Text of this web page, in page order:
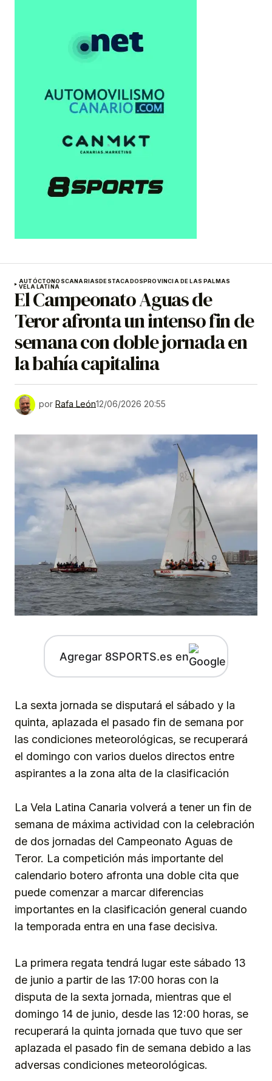
AUTÓCTONOSCANARIASDESTACADOSPROVINCIA DE LAS PALMAS
VELA LATINA
El Campeonato Aguas de
Teror afronta un intenso fin de
semana con doble jornada en
la bahía capitalina
por Rafa León12/06/2026 20:55
Agregar 8SPORTS.es en
La sexta jornada se disputará el sábado y la
quinta, aplazada el pasado fin de semana por
las condiciones meteorológicas, se recuperará
el domingo con varios duelos directos entre
aspirantes a la zona alta de la clasificación
La Vela Latina Canaria volverá a tener un fin de
semana de máxima actividad con la celebración
de dos jornadas del Campeonato Aguas de
Teror. La competición más importante del
calendario botero afronta una doble cita que
puede comenzar a marcar diferencias
importantes en la clasificación general cuando
la temporada entra en una fase decisiva.
La primera regata tendrá lugar este sábado 13
de junio a partir de las 17:00 horas con la
disputa de la sexta jornada, mientras que el
domingo 14 de junio, desde las 12:00 horas, se
recuperará la quinta jornada que tuvo que ser
aplazada el pasado fin de semana debido a las
adversas condiciones meteorológicas.